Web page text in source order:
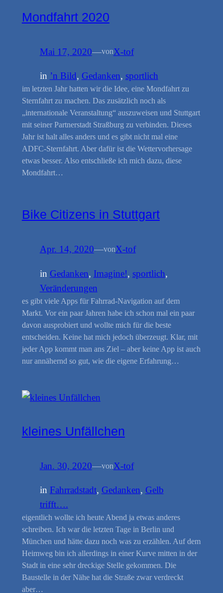
Mondfahrt 2020
Mai 17, 2020—vonX-tof
in ’n Bild, Gedanken, sportlich
im letzten Jahr hatten wir die Idee, eine Mondfahrt zu
Sternfahrt zu machen. Das zusätzlich noch als
„internationale Veranstaltung“ auszuweisen und Stuttgart
mit seiner Partnerstadt Straßburg zu verbinden. Dieses
Jahr ist halt alles anders und es gibt nicht mal eine
ADFC-Sternfahrt. Aber dafür ist die Wettervorhersage
etwas besser. Also entschließe ich mich dazu, diese
Mondfahrt…
Bike Citizens in Stuttgart
Apr. 14, 2020—vonX-tof
in Gedanken, Imagine!, sportlich
Veränderungen
es gibt viele Apps für Fahrrad-Navigation auf dem
Markt. Vor ein paar Jahren habe ich schon mal ein paar
davon ausprobiert und wollte mich für die beste
entscheiden. Keine hat mich jedoch überzeugt. Klar, mit
jeder App kommt man ans Ziel – aber keine App ist auch
nur annähernd so gut, wie die eigene Erfahrung…
kleines Unfällchen
Jan. 30, 2020—vonX-tof
in Fahrradstadt, Gedanken, Gelb
trifft….
eigentlich wollte ich heute Abend ja etwas anderes
schreiben. Ich war die letzten Tage in Berlin und
München und hätte dazu noch was zu erzählen. Auf dem
Heimweg bin ich allerdings in einer Kurve mitten in der
Stadt in eine sehr dreckige Stelle gekommen. Die
Baustelle in der Nähe hat die Straße zwar verdreckt
aber…